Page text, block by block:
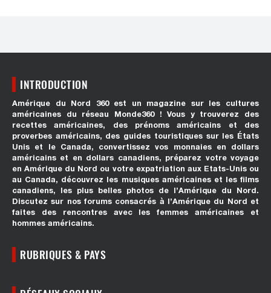
INTRODUCTION
Amérique du Nord 360 est un magazine sur les cultures
américaines du réseau Monde360 ! Vous y trouverez des
recettes américaines, des prénoms américains et des
proverbes américains, des guides touristiques sur les États
Unis et le Canada, convertissez vos monnaies en dollars
américains et en dollars canadiens, préparez votre voyage
en Amérique du Nord ou votre expatriation aux Etats-Unis ou
au Canada, découvrez les musiques américaines et les films
canadiens, les plus belles photos de l’Amérique du Nord.
Discutez sur nos forums consacrés à l’Amérique du Nord et
faites des rencontres avec les femmes américaines et
hommes américains.
RUBRIQUES & PAYS